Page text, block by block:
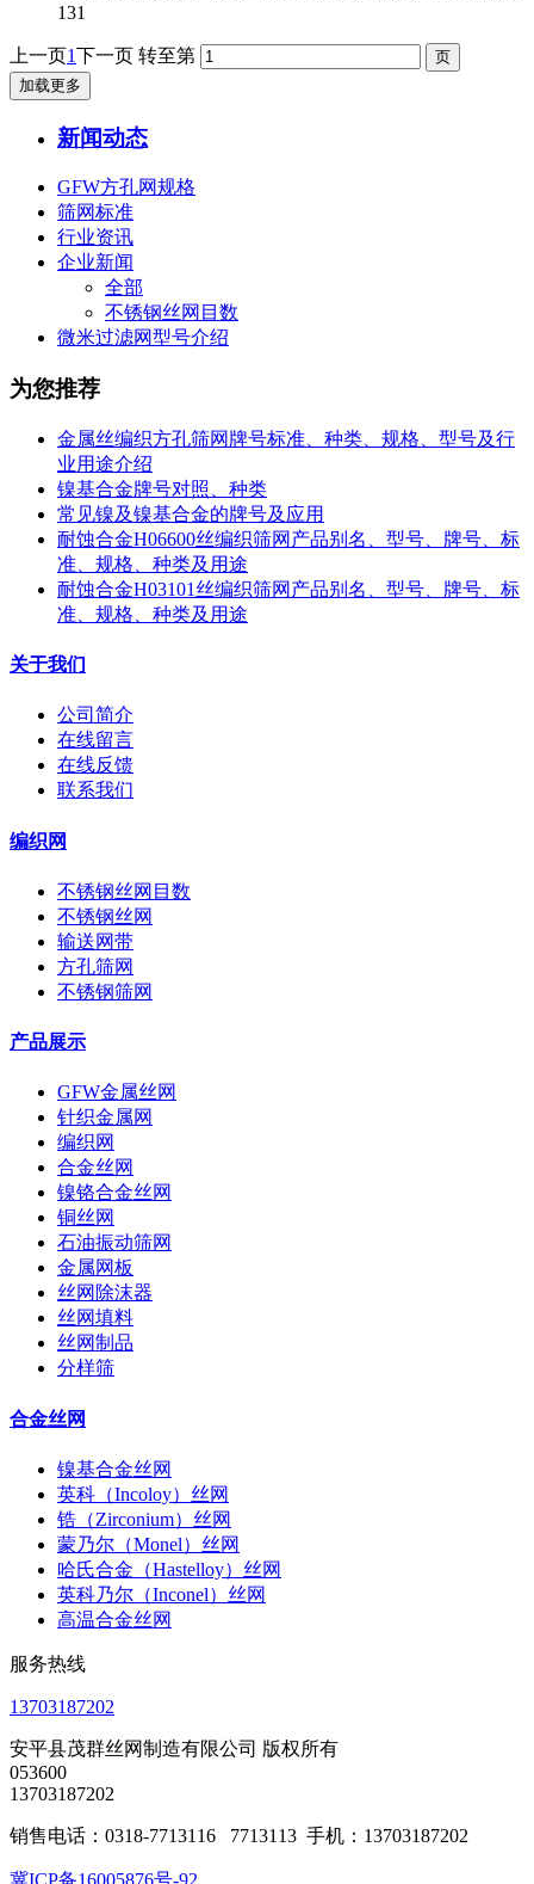
131
上一页1下一页 转至第
加载更多
新闻动态
GFW方孔网规格
筛网标准
行业资讯
企业新闻
全部
不锈钢丝网目数
微米过滤网型号介绍
为您推荐
金属丝编织方孔筛网牌号标准、种类、规格、型号及行
业用途介绍
镍基合金牌号对照、种类
常见镍及镍基合金的牌号及应用
耐蚀合金H06600丝编织筛网产品别名、型号、牌号、标
准、规格、种类及用途
耐蚀合金H03101丝编织筛网产品别名、型号、牌号、标
准、规格、种类及用途
关于我们
公司简介
在线留言
在线反馈
联系我们
编织网
不锈钢丝网目数
不锈钢丝网
输送网带
方孔筛网
不锈钢筛网
产品展示
GFW金属丝网
针织金属网
编织网
合金丝网
镍铬合金丝网
铜丝网
石油振动筛网
金属网板
丝网除沫器
丝网填料
丝网制品
分样筛
合金丝网
镍基合金丝网
英科（Incoloy）丝网
锆（Zirconium）丝网
蒙乃尔（Monel）丝网
哈氏合金（Hastelloy）丝网
英科乃尔（Inconel）丝网
高温合金丝网
服务热线
13703187202
安平县茂群丝网制造有限公司 版权所有
053600
13703187202
销售电话：0318-7713116 7713113 手机：13703187202
冀ICP备16005876号-92